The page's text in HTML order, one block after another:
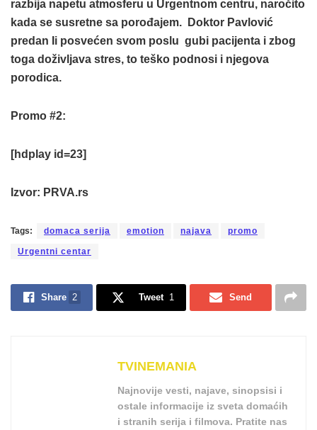
razbija napetu atmosferu u Urgentnom centru, naročito
kada se susretne sa porođajem. Doktor Pavlović
predan Ii posvećen svom poslu gubi pacijenta i zbog
toga doživljava stres, to teško podnosi i njegova
porodica.
Promo #2:
[hdplay id=23]
Izvor: PRVA.rs
Tags: domaca serija emotion najava promo
Urgentni centar
Share 2 Tweet 1 Send
TVINEMANIA
Najnovije vesti, najave, sinopsisi i
ostale informacije iz sveta domaćih
i stranih serija i filmova. Pratite nas